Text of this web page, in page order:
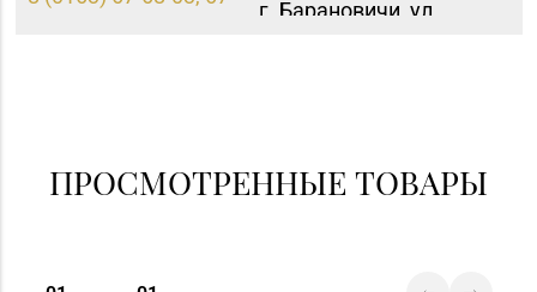
г. Барановичи, ул.
Магазин №5 «Бирюза»
ПРОСМОТРЕННЫЕ ТОВАРЫ